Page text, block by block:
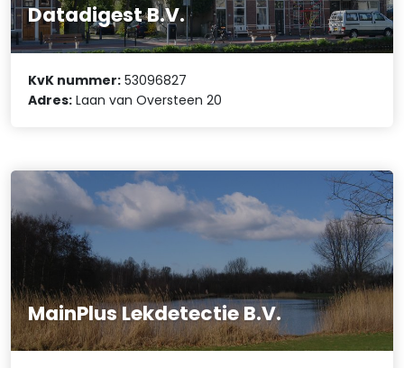
Datadigest B.V.
KvK nummer: 53096827
Adres: Laan van Oversteen 20
MainPlus Lekdetectie B.V.